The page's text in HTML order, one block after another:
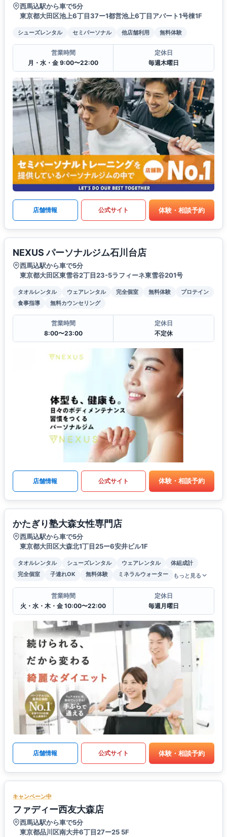
西馬込駅から車で5分
東京都大田区池上6丁目37ー1都営池上6丁目アパート1号棟1F
シューズレンタル セミパーソナル 他店舗利用 無料体験
営業時間
月・水・金 9:00〜22:00
定休日
毎週木曜日
店舗情報 公式サイト 体験・相談予約
NEXUS パーソナルジム石川台店
西馬込駅から車で5分
東京都大田区東雪谷2丁目23-5ラフィーネ東雪谷201号
タオルレンタル ウェアレンタル 完全個室 無料体験
プロテイン
食事指導
無料カウンセリング
営業時間
8:00〜23:00
定休日
不定休
店舗情報 公式サイト 体験・相談予約
かたぎり塾大森女性専門店
西馬込駅から車で5分
東京都大田区大森北1丁目25ー6安井ビル1F
タオルレンタル シューズレンタル ウェアレンタル
体組成計
完全個室
子連れOK 無料体験 ミネラルウォーター もっと見る
営業時間
火・水・木・金 10:00〜22:00
定休日
毎週月曜日
店舗情報 公式サイト 体験・相談予約
キャンペーン中
ファディー西友大森店
西馬込駅から車で5分
東京都品川区南大井6丁目27ー25 5F